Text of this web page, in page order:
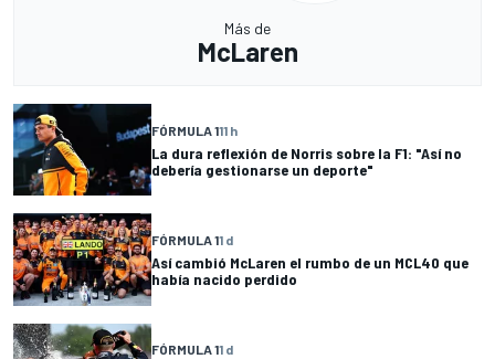
Más de
McLaren
FÓRMULA 111 h
La dura reflexión de Norris sobre la F1: "Así no
debería gestionarse un deporte"
FÓRMULA 11 d
Así cambió McLaren el rumbo de un MCL40 que
había nacido perdido
FÓRMULA 11 d